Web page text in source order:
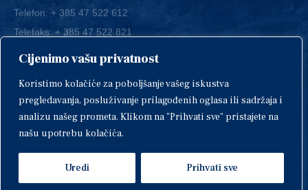
Cijenimo vašu privatnost
Koristimo kolačiće za poboljšanje vašeg iskustva
pregledavanja, posluživanje prilagođenih oglasa ili sadržaja i
analizu našeg prometa. Klikom na "Prihvati sve" pristajete na
našu upotrebu kolačića.
Uredi Prihvati sve
Telefaks:+ 385 47 522 821
E-mail:grad-ogulin@ogulin.hr
IBAN: HR1424020061829700009